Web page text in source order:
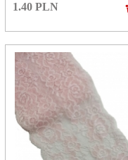
1.40 PLN